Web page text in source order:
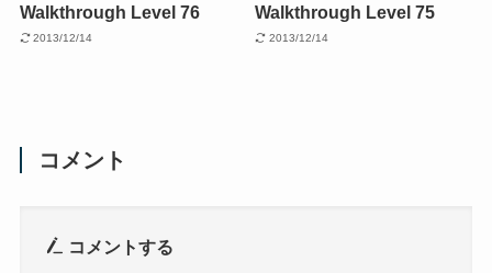
Walkthrough Level 76
2013/12/14
Walkthrough Level 75
2013/12/14
コメント
コメントする